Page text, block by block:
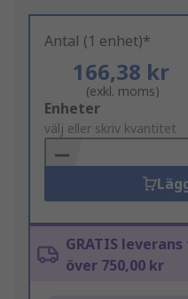
Antal (1 enhet)*
166,38 kr
(exkl. moms)
Add
to
Basket
Enheter
välj eller skriv kvantitet
GRATIS
över 750,00 kr